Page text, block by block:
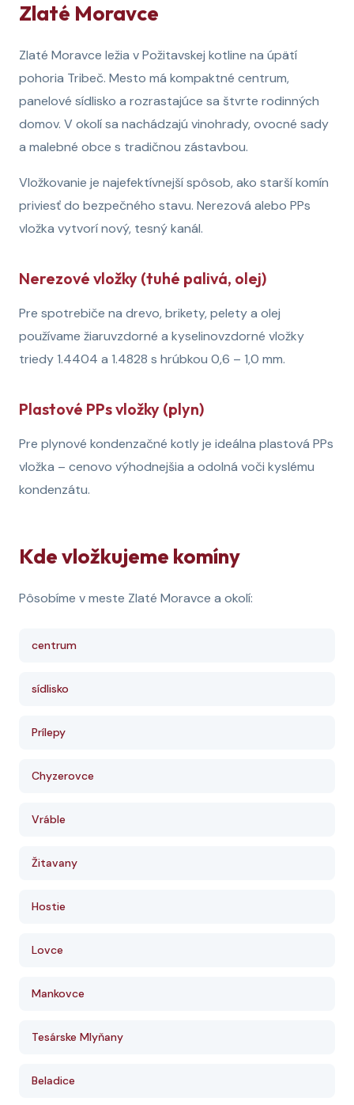
Zlaté Moravce
Zlaté Moravce ležia v Požitavskej kotline na úpätí
pohoria Tribeč. Mesto má kompaktné centrum,
panelové sídlisko a rozrastajúce sa štvrte rodinných
domov. V okolí sa nachádzajú vinohrady, ovocné sady
a malebné obce s tradičnou zástavbou.
Vložkovanie je najefektívnejší spôsob, ako starší komín
priviesť do bezpečného stavu. Nerezová alebo PPs
vložka vytvorí nový, tesný kanál.
Nerezové vložky (tuhé palivá, olej)
Pre spotrebiče na drevo, brikety, pelety a olej
používame žiaruvzdorné a kyselinovzdorné vložky
triedy 1.4404 a 1.4828 s hrúbkou 0,6 – 1,0 mm.
Plastové PPs vložky (plyn)
Pre plynové kondenzačné kotly je ideálna plastová PPs
vložka – cenovo výhodnejšia a odolná voči kyslému
kondenzátu.
Kde vložkujeme komíny
Pôsobíme v meste Zlaté Moravce a okolí:
centrum
sídlisko
Prílepy
Chyzerovce
Vráble
Žitavany
Hostie
Lovce
Mankovce
Tesárske Mlyňany
Beladice